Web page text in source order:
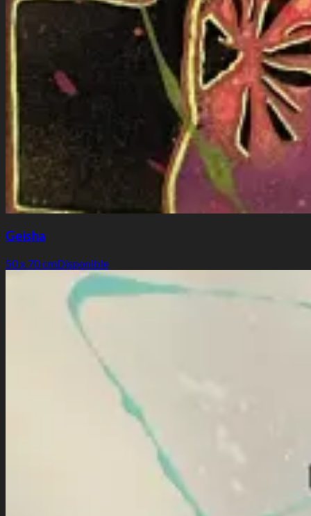
Geisha
50 x 70 cmDisponible